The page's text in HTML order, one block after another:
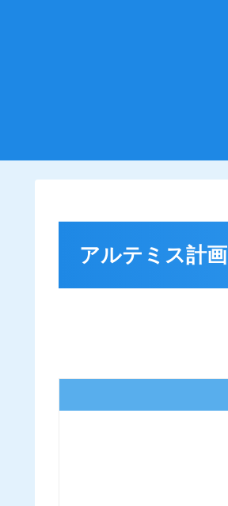
アルテミス計画